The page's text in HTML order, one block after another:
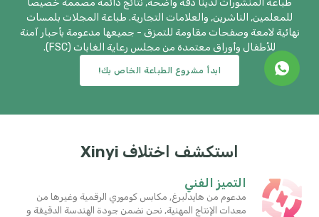
طباعة المنشورات لدينا دقة واضحة, نتائج دائمة مصممة خصيصا
للمعلمين, الناشرين, والعلامات التجارية. طباعة المجلات بلمسات
نهائية لامعة وصفحات مقاومة للتمزق - جميعها مدعومة بأحبار آمنة
للأطفال وأوراق معتمدة من مجلس رعاية الغابات (FSC).
ابدأ مشروع الطباعة الخاص بك!
استكشف اختلاف Xinyi
التميز الفني
مدعوم من هايدلبرغ, مكابس كوموري الرقمية وغيرها من
معدات الإنتاج المهنية, نحن نضمن جودة الهندسة الدقيقة و